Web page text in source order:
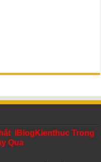
IBlogKienthuc Trong
Qua